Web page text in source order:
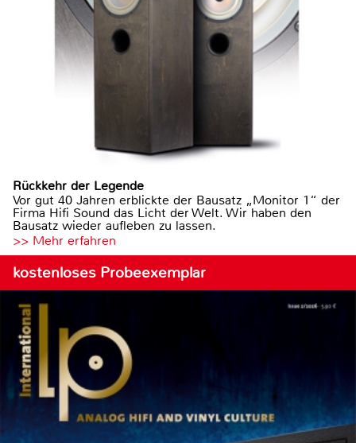
Rückkehr der Legende
Vor gut 40 Jahren erblickte der Bausatz „Monitor 1“ der
Firma Hifi Sound das Licht der Welt. Wir haben den
Bausatz wieder aufleben zu lassen.
>> Mehr erfahren
kostenloses Probeexemplar